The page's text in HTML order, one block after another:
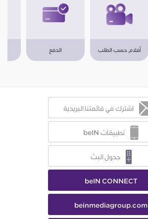
أفلام حسب الطلب الدفع
اشترك في قائمتنا البريدية
تطبيقات beIN
جدول البث
beIN CONNECT
beinmediagroup.com